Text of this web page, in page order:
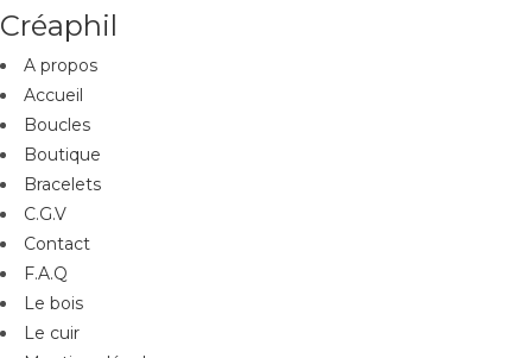
Créaphil
A propos
Accueil
Boucles
Boutique
Bracelets
C.G.V
Contact
F.A.Q
Le bois
Le cuir